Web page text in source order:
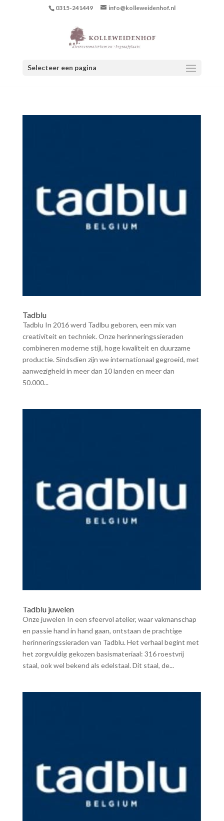
0315-241449 info@kolleweidenhof.nl
Selecteer een pagina
Tadblu
Tadblu In 2016 werd Tadlbu geboren, een mix van
creativiteit en techniek. Onze herinneringssieraden
combineren moderne stijl, hoge kwaliteit en duurzame
productie. Sindsdien zijn we internationaal gegroeid, met
aanwezigheid in meer dan 10 landen en meer dan
50.000...
Tadblu juwelen
Onze juwelen In een sfeervol atelier, waar vakmanschap
en passie hand in hand gaan, ontstaan de prachtige
herinneringssieraden van Tadblu. Het verhaal begint met
het zorgvuldig gekozen basismateriaal: 316 roestvrij
staal, ook wel bekend als edelstaal. Dit staal, de...